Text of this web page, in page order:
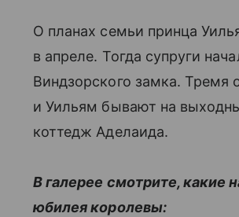
О планах семьи принца
в апреле. Тогда супруги
Виндзорского замка.
и Уильям бывают на
коттедж Аделаида.
В галерее смотрите, какие
юбилея королевы: